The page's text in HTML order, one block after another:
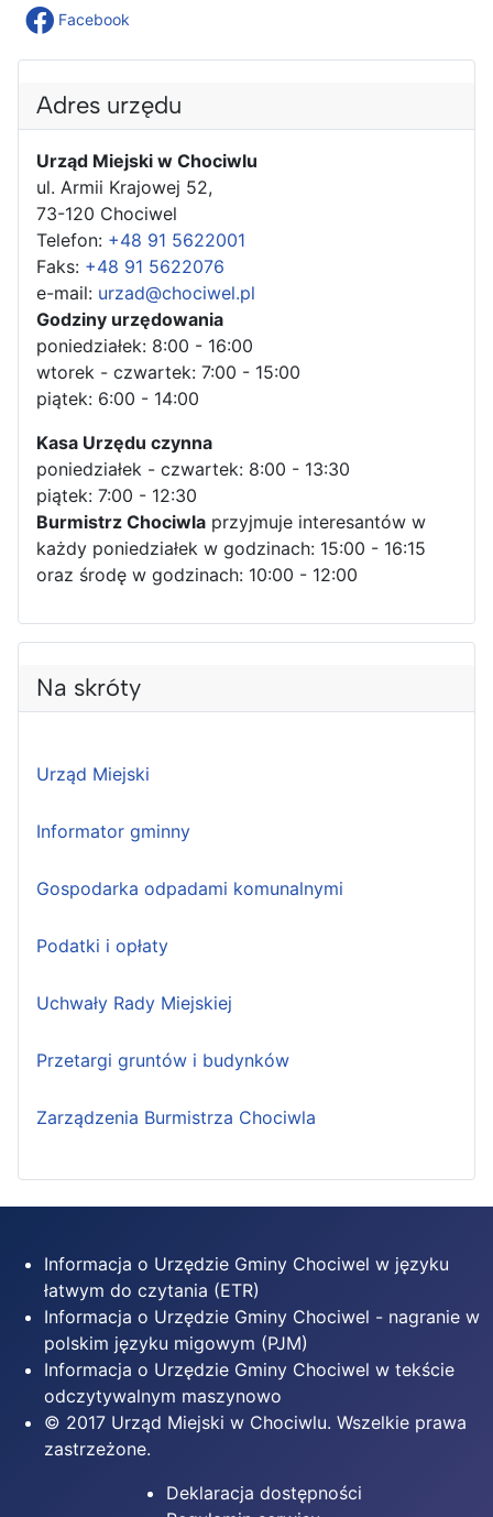
Facebook
Adres urzędu
Urząd Miejski w Chociwlu
ul. Armii Krajowej 52,
73-120 Chociwel
Telefon: +48 91 5622001
Faks: +48 91 5622076
e-mail: urzad@chociwel.pl
Godziny urzędowania
poniedziałek: 8:00 - 16:00
wtorek - czwartek: 7:00 - 15:00
piątek: 6:00 - 14:00
Kasa Urzędu czynna
poniedziałek - czwartek: 8:00 - 13:30
piątek: 7:00 - 12:30
Burmistrz Chociwla przyjmuje interesantów w
każdy poniedziałek w godzinach: 15:00 - 16:15
oraz środę w godzinach: 10:00 - 12:00
Na skróty
Urząd Miejski
Informator gminny
Gospodarka odpadami komunalnymi
Podatki i opłaty
Uchwały Rady Miejskiej
Przetargi gruntów i budynków
Zarządzenia Burmistrza Chociwla
Informacja o Urzędzie Gminy Chociwel w języku
łatwym do czytania (ETR)
Informacja o Urzędzie Gminy Chociwel - nagranie w
polskim języku migowym (PJM)
Informacja o Urzędzie Gminy Chociwel w tekście
odczytywalnym maszynowo
© 2017 Urząd Miejski w Chociwlu. Wszelkie prawa
zastrzeżone.
Deklaracja dostępności